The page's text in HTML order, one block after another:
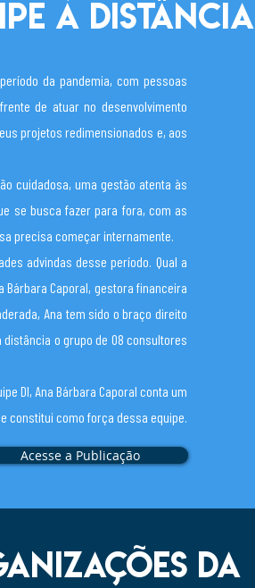
à distância
da pandemia, com pessoas
de atuar no desenvolvimento
projetos redimensionados e, aos
cuidadosa, uma gestão atenta às
se busca fazer para fora, com as
precisa começar internamente.
advindas desse período. Qual a
Bárbara Caporal, gestora financeira
Ana tem sido o braço direito
o grupo de 08 consultores
DI, Ana Bárbara Caporal conta um
constitui como força dessa equipe.
Acesse a Publicação
da